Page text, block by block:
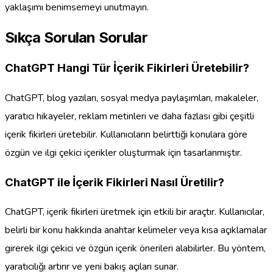
yaklaşımı benimsemeyi unutmayın.
Sıkça Sorulan Sorular
ChatGPT Hangi Tür İçerik Fikirleri Üretebilir?
ChatGPT, blog yazıları, sosyal medya paylaşımları, makaleler,
yaratıcı hikayeler, reklam metinleri ve daha fazlası gibi çeşitli
içerik fikirleri üretebilir. Kullanıcıların belirttiği konulara göre
özgün ve ilgi çekici içerikler oluşturmak için tasarlanmıştır.
ChatGPT ile İçerik Fikirleri Nasıl Üretilir?
ChatGPT, içerik fikirleri üretmek için etkili bir araçtır. Kullanıcılar,
belirli bir konu hakkında anahtar kelimeler veya kısa açıklamalar
girerek ilgi çekici ve özgün içerik önerileri alabilirler. Bu yöntem,
yaratıcılığı artırır ve yeni bakış açıları sunar.